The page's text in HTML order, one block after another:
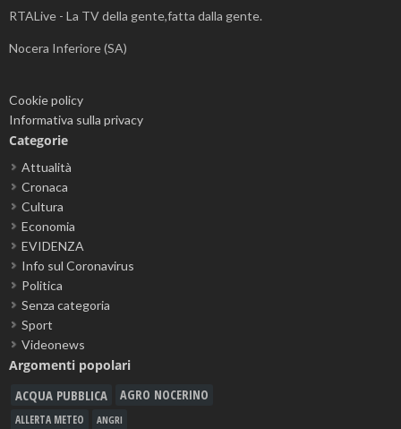
RTALive - La TV della gente,fatta dalla gente.
Nocera Inferiore (SA)
Cookie policy
Informativa sulla privacy
Categorie
Attualità
Cronaca
Cultura
Economia
EVIDENZA
Info sul Coronavirus
Politica
Senza categoria
Sport
Videonews
Argomenti popolari
ACQUA PUBBLICA AGRO NOCERINO
ALLERTA METEO ANGRI